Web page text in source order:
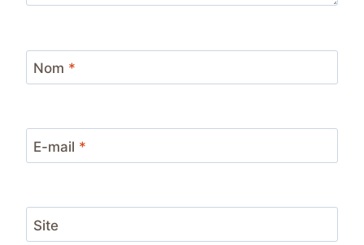
Nom *
E-mail *
Site